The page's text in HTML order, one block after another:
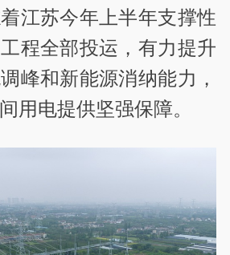
江苏今年上半年支撑性
程全部投运，有力提升
峰和新能源消纳能力，
用电提供坚强保障。